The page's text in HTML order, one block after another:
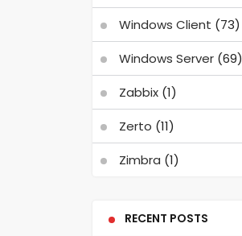
Windows Client (73)
Windows Server(69)
Zabbix(1)
Zerto (11)
Zimbra (1)
RECENT POSTS